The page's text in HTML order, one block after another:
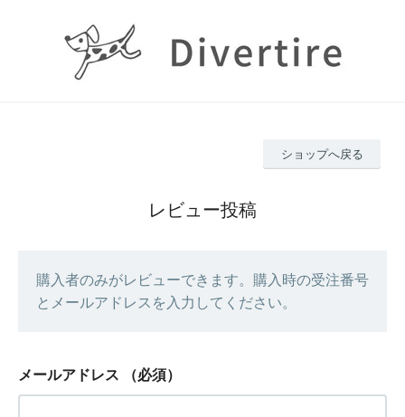
ショップへ戻る
レビュー投稿
購入者のみがレビューできます。購入時の受注番号
とメールアドレスを入力してください。
メールアドレス （必須）